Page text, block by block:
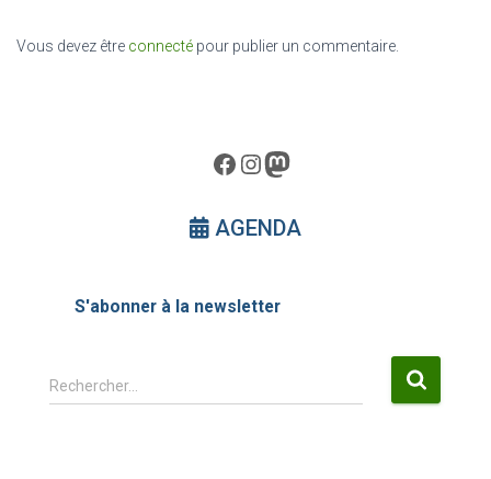
Vous devez être connecté pour publier un commentaire.
Facebook InstagramMastodon
AGENDA
S'abonner à la newsletter
R
e
Rechercher…